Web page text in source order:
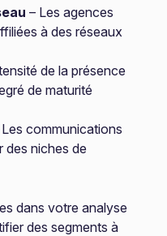
– Les agences
à des réseaux
de la présence
de maturité
Les communications
des niches de
dans votre analyse
des segments à